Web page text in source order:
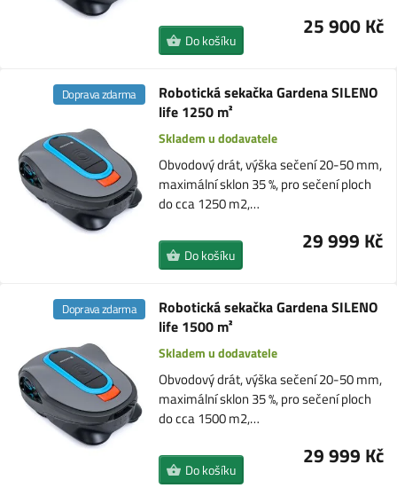
25 900 Kč
Do košíku
Robotická sekačka Gardena SILENO
life 1250 m²
Doprava zdarma
Skladem u dodavatele
Obvodový drát, výška sečení 20-50 mm,
maximální sklon 35 %, pro sečení ploch
do cca 1250 m2,…
29 999 Kč
Do košíku
Robotická sekačka Gardena SILENO
life 1500 m²
Doprava zdarma
Skladem u dodavatele
Obvodový drát, výška sečení 20-50 mm,
maximální sklon 35 %, pro sečení ploch
do cca 1500 m2,…
29 999 Kč
Do košíku